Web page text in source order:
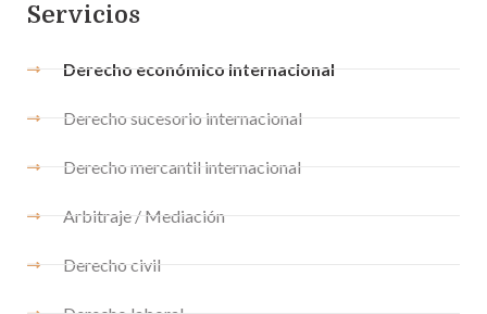
Servicios
Derecho económico internacional
Derecho sucesorio internacional
Derecho mercantil internacional
Arbitraje / Mediación
Derecho civil